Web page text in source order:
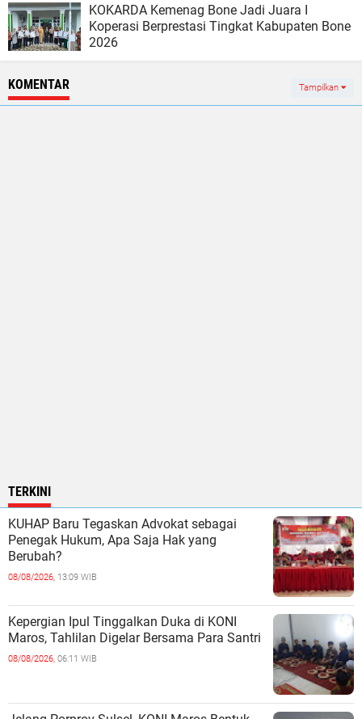
KOKARDA Kemenag Bone Jadi Juara I
Koperasi Berprestasi Tingkat Kabupaten Bone
2026
KOMENTAR Tampilkan
TERKINI
KUHAP Baru Tegaskan Advokat sebagai
Penegak Hukum, Apa Saja Hak yang
Berubah?
08/08/2026, 13:09 WIB
Kepergian Ipul Tinggalkan Duka di KONI
Maros, Tahlilan Digelar Bersama Para Santri
08/08/2026, 06:11 WIB